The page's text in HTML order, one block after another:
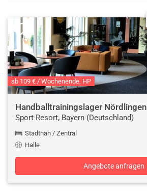
ab 109 € / Wochenende, HP
Handballtrainingslager Nördlingen
Sport Resort, Bayern (Deutschland)
Stadtnah / Zentral
Halle
Angebote anfragen